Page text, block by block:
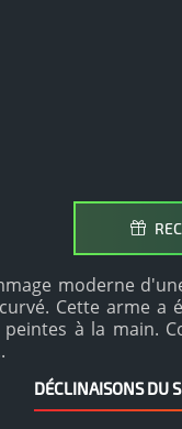
moderne
Cette arme a
à la main.
DÉCLINAISONS DU